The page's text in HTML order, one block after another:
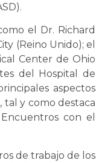
el Dr. Richard
(Reino Unido); el
Center de Ohio
del Hospital de
aspectos
tal y como destaca
con el
de trabajo de los